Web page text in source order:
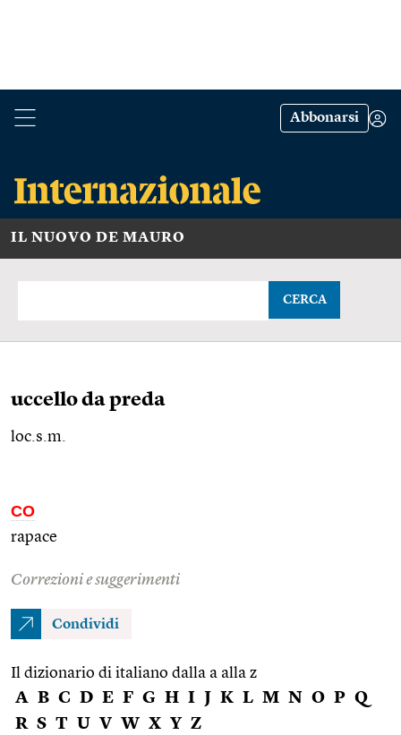
Abbonarsi
IL NUOVO DE MAURO
CERCA
uccello da preda
loc.s.m.
CO
rapace
Correzioni e suggerimenti
Condividi
Il dizionario di italiano dalla a alla z
A B C D E F G H I J K L M N O P Q
R S T U V W X Y Z